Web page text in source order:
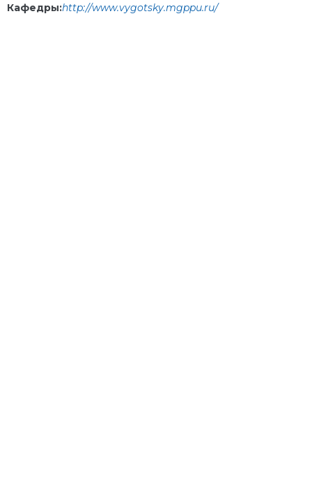
Кафедры:http://www.vygotsky.mgppu.ru/